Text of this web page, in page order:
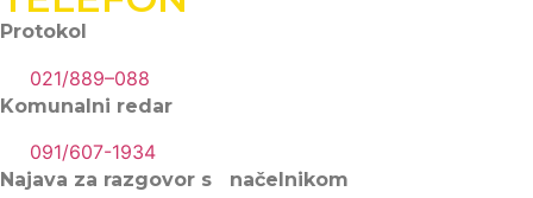
Protokol
021/889–088
Komunalni redar
091/607-1934
Najava za razgovor s načelnikom